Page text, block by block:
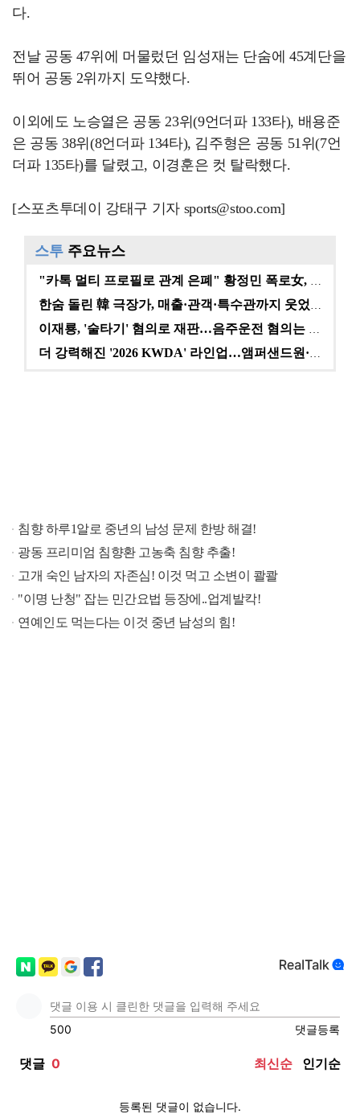
다.
전날 공동 47위에 머물렀던 임성재는 단숨에 45계단을
뛰어 공동 2위까지 도약했다.
이외에도 노승열은 공동 23위(9언더파 133타), 배용준
은 공동 38위(8언더파 134타), 김주형은 공동 51위(7언
더파 135타)를 달렸고, 이경훈은 컷 탈락했다.
[스포츠투데이 강태구 기자 sports@stoo.com]
스투 주요뉴스
"카톡 멀티 프로필로 관계 은폐" 황정민 폭로女, 문자…
한숨 돌린 韓 극장가, 매출·관객·특수관까지 웃었다 […
이재룡, '술타기' 혐의로 재판…음주운전 혐의는 미적용…
더 강력해진 '2026 KWDA' 라인업…앰퍼샌드원·나…